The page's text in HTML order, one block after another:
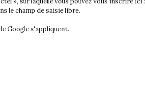
le champ de saisie libre.
Google s'appliquent.